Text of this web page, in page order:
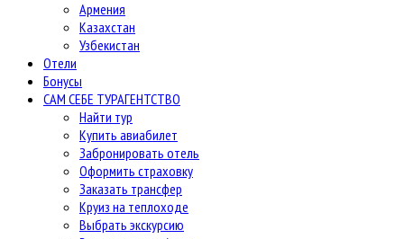
Армения
Казахстан
Узбекистан
Отели
Бонусы
САМ СЕБЕ ТУРАГЕНТСТВО
Найти тур
Купить авиабилет
Забронировать отель
Оформить страховку
Заказать трансфер
Круиз на теплоходе
Выбрать экскурсию